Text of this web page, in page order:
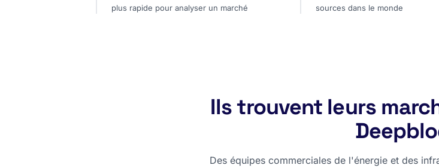
plus rapide pour analyser un marché sources dans le monde
Ils trouvent leurs
Des équipes commerciales de l'énergie et des